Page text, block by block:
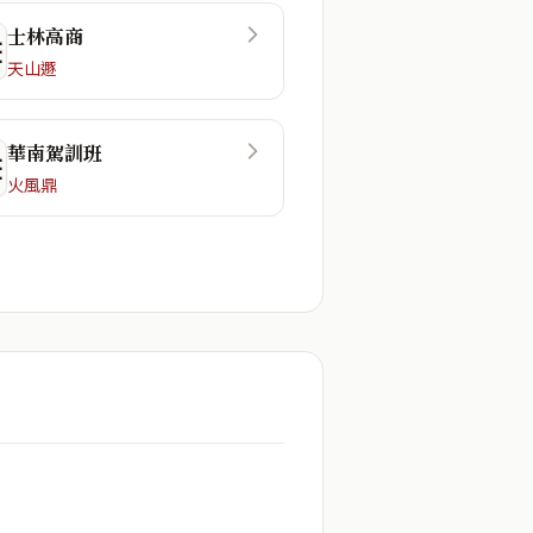
士林高商
天山遯
華南駕訓班
火風鼎